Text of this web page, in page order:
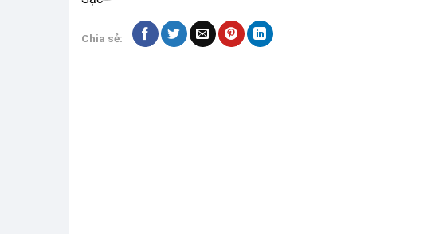
Chia sẻ: